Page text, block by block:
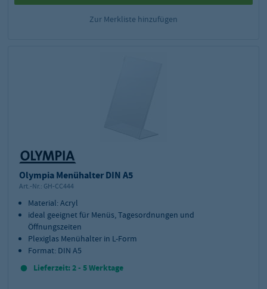
Zur Merkliste hinzufügen
Olympia Menühalter DIN A5
Art.-Nr.: GH-CC444
Material: Acryl
ideal geeignet für Menüs, Tagesordnungen und
Öffnungszeiten
Plexiglas Menühalter in L-Form
Format: DIN A5
Lieferzeit: 2 - 5 Werktage